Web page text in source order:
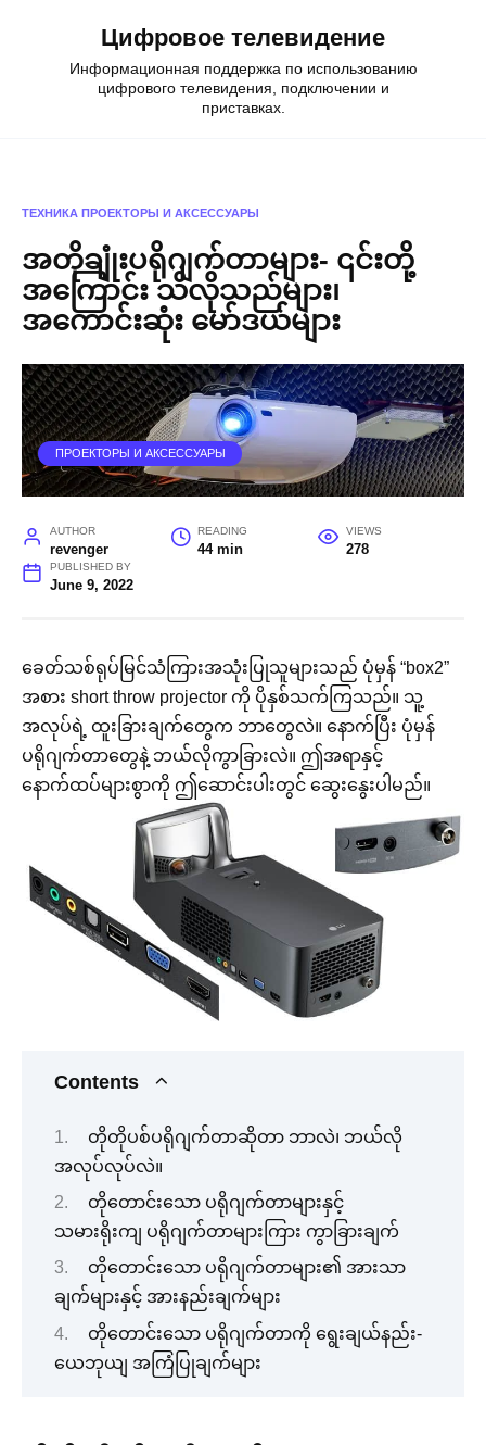
Цифровое телевидение
Информационная поддержка по использованию
цифрового телевидения, подключении и
приставках.
ТЕХНИКА ПРОЕКТОРЫ И АКСЕССУАРЫ
အတိုချုံးပရိုဂျက်တာများ- ၎င်းတို့
အကြောင်း သိလိုသည်များ၊
အကောင်းဆုံး မော်ဒယ်များ
ПРОЕКТОРЫ И АКСЕССУАРЫ
AUTHOR
revenger
READING
44 min
VIEWS
278
PUBLISHED BY
June 9, 2022
ခေတ်သစ်ရုပ်မြင်သံကြားအသုံးပြုသူများသည် ပုံမှန် “box2”
အစား short throw projector ကို ပိုနှစ်သက်ကြသည်။ သူ့
အလုပ်ရဲ့ ထူးခြားချက်တွေက ဘာတွေလဲ။ နောက်ပြီး ပုံမှန်
ပရိုဂျက်တာတွေနဲ့ ဘယ်လိုကွာခြားလဲ။ ဤအရာနှင့်
နောက်ထပ်များစွာကို ဤဆောင်းပါးတွင် ဆွေးနွေးပါမည်။
Contents
တိုတိုပစ်ပရိုဂျက်တာဆိုတာ ဘာလဲ၊ ဘယ်လို
အလုပ်လုပ်လဲ။
တိုတောင်းသော ပရိုဂျက်တာများနှင့်
သမားရိုးကျ ပရိုဂျက်တာများကြား ကွာခြားချက်
တိုတောင်းသော ပရိုဂျက်တာများ၏ အားသာ
ချက်များနှင့် အားနည်းချက်များ
တိုတောင်းသော ပရိုဂျက်တာကို ရွေးချယ်နည်း-
ယေဘုယျ အကြံပြုချက်များ